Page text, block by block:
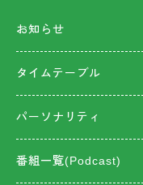
お知らせ
タイムテーブル
パーソナリティ
番組一覧(Podcast)